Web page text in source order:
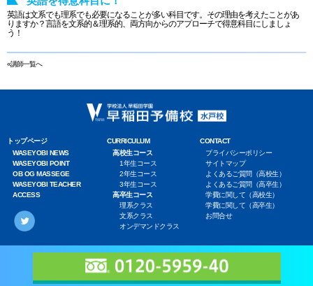
英語は文系でも理系でも必要になることが多い科目です。その理由を考えたことがあ
りますか？言語を文系的＆理系的、両方向からのアプローチで得意科目にしましょ
う！
«講師一覧へ
トップページ
WASEYOBI NEWS
WASEYOBI POINT
OB OG MASSEGE
WASEYOBI TEACHER
ACCESS
CURRICULUM
高校生コース
1年生コース
2年生コース
3年生コース
高卒生コース
理系クラス
文系クラス
オンデマンドクラス
CONTACT
プライバシーポリシー
サイトマップ
よくあるご質問（高校生）
よくあるご質問（高卒生）
学費に関して（高校生）
学費に関して（高卒生）
お問合せ